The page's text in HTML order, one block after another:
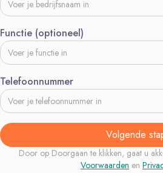
Functie (optioneel)
Telefoonnummer
Volgende
Door op Doorgaan te klikken, gaat u
Voorwaarden en